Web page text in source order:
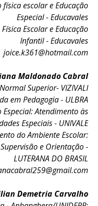
escolar e Educação
Especial - Educavales
Escolar e Educação
Infantil - Educavales
joice.k361@hotmail.com
Maldonado Cabral
Superior- VIZIVALI
em Pedagogia - ULBRA
Atendimento às
Especiais - UNIVALE
do Ambiente Escolar:
Supervisão e Orientação -
LUTERANA DO BRASIL
Demetria Carvalho